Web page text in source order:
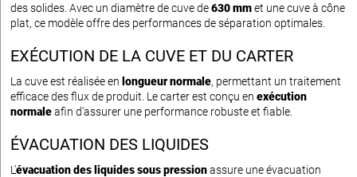
des solides. Avec un diamètre de cuve de630 mmet une cuve à cône
plat, ce modèle offre des performances de séparation optimales.
EXÉCUTION DE LA CUVE ET DU CARTER
La cuve est réalisée en longueur normale, permettant un traitement
efficace des flux de produit. Le carter est conçu en exécution
normaleafin d'assurer une performance robuste et fiable.
ÉVACUATION DES LIQUIDES
L'évacuation des liquides sous pressionassure une évacuation